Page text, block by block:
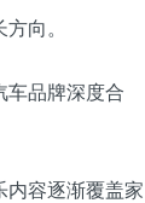
向。
车品牌深度合
内容逐渐覆盖家